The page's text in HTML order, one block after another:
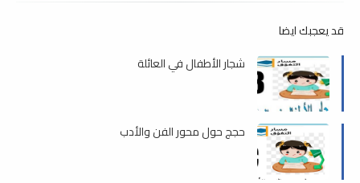
قد يعجبك ايضا
شجار الأطفال في العائلة
حجج حول محور الفن والأدب